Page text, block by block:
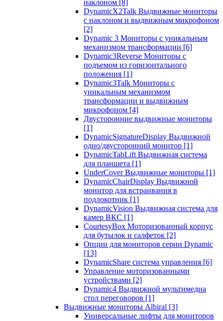
наклоном [8]
DynamicX2Talk Выдвижные мониторы
с наклоном и выдвижным микрофоном
[2]
Dynamic 3 Мониторы с уникальным
механизмом трансформации [6]
Dynamic3Reverse Мониторы с
подъемом из горизонтального
положения [1]
Dynamic3Talk Мониторы с
уникальным механизмом
трансформации и выдвижным
микрофоном [4]
Двусторонние выдвижные мониторы
[1]
DynamicSignatureDisplay Выдвижной
одно/двусторонний монитор [1]
DynamicTabLift Выдвижная система
для планшета [1]
UnderCover Выдвижные мониторы [1]
DynamicChairDisplay Выдвижной
монитор для встраивания в
подлокотник [1]
DynamicVision Выдвижная система для
камер ВКС [1]
CourtesyBox Моторизованный корпус
для бутылок и салфеток [2]
Опции для мониторов серии Dynamic
[13]
DynamicShare система управления [6]
Управление моторизованными
устройствами [2]
Dynamic4 Выдвижной мультимедиа
стол переговоров [1]
Выдвижные мониторы Albiral [3]
Универсальные лифты для мониторов